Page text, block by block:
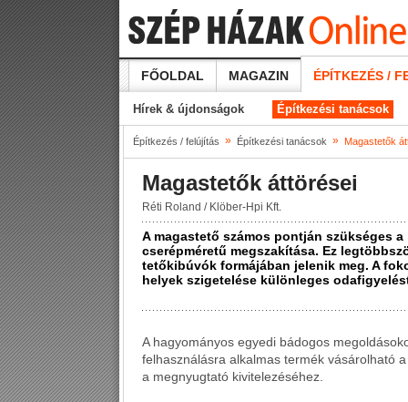
FŐOLDAL MAGAZIN ÉPÍTKEZÉS /
Hírek & újdonságok Építkezési tanácsok
Építkezés / felújítás » Építkezési tanácsok » Magastetők
Magastetők áttörései
Réti Roland / Klöber-Hpi Kft.
A magastető számos pontján szükséges
cserépméretű megszakítása. Ez
tetőkibúvók formájában jelenik meg. A
helyek szigetelése különleges
A hagyományos egyedi bádogos
felhasználásra alkalmas termék vásárolható
a megnyugtató kivitelezéséhez.